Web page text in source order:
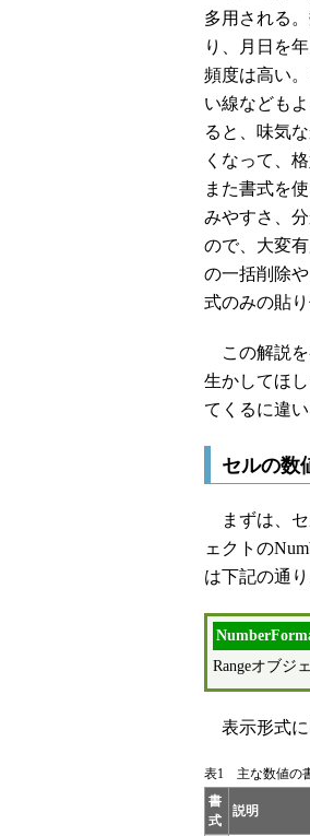
多用される
り、月日を
頻度は高い
い線なども
ると、味気
くなって、
また書式を
みやすさ、
ので、大変
の一括削除
式のみの貼
この解説を
生かしてほ
てくるに違
セルの数
まずは、セ
ェクトの
は下記の通り
Rangeオブジ
表示形式に
表1 主な数値の
書
式
説明